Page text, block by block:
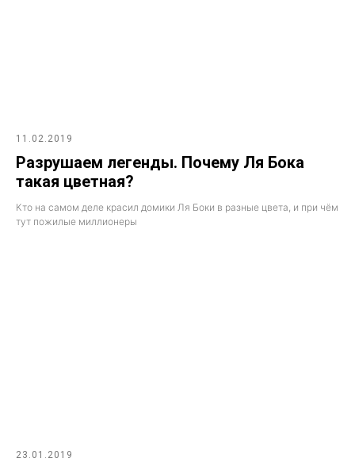
11.02.2019
Разрушаем легенды. Почему Ля Бока
такая цветная?
Кто на самом деле красил домики Ля Боки в разные цвета, и при чём
тут пожилые миллионеры
23.01.2019